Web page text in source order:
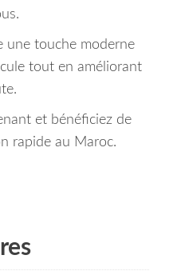
une touche moderne
tout en améliorant
et bénéficiez de
rapide au Maroc.